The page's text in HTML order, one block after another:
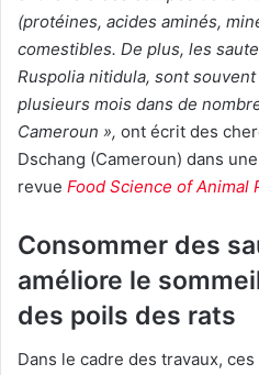
(protéines, acides aminés,
comestibles. De plus, les
Ruspolia nitidula, sont
plusieurs mois dans de
Cameroun », ont écrit des
Dschang (Cameroun) dans
revue Food Science of Animal
Consommer des
améliore le
des poils des rats
Dans le cadre des travaux,